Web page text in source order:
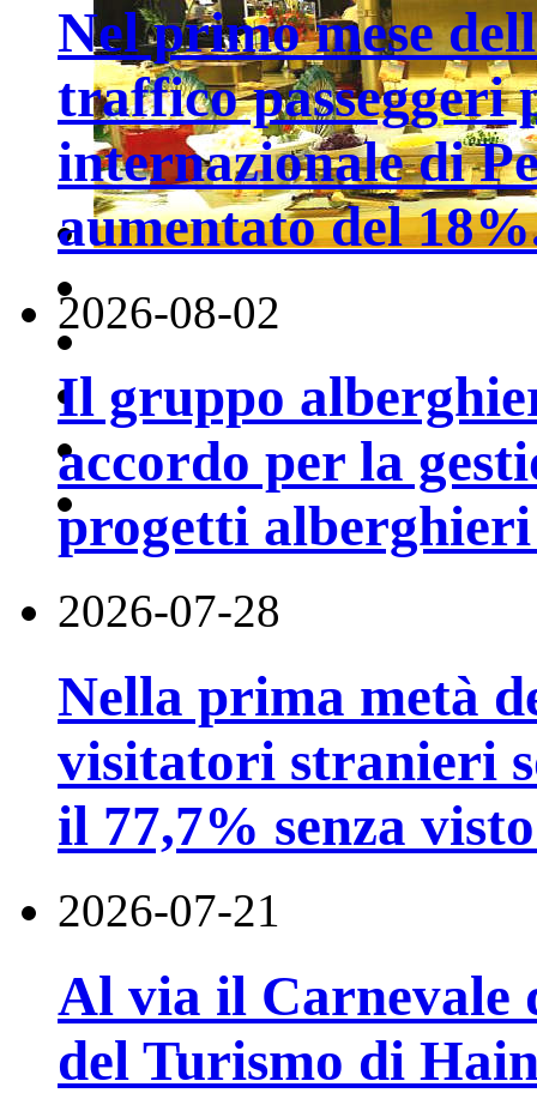
Nel primo mese
traffico passeggeri
internazionale di
aumentato del
2026-08-02
Il gruppo
accordo per la
progetti
2026-07-28
Nella prima metà
visitatori stranieri
il 77,7% senza
2026-07-21
Al via il Carnevale
del Turismo di